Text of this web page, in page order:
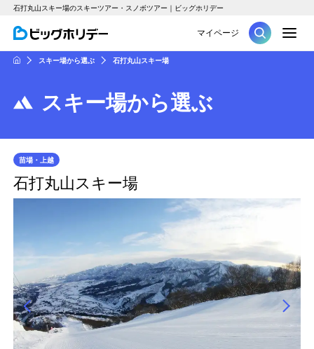
石打丸山スキー場のスキーツアー・スノボツアー｜ビッグホリデー
ツアー
マイページ
HOMEスキー場から選ぶ 石打丸山スキー場
スキー場から選ぶ
苗場・上越
石打丸山スキー場